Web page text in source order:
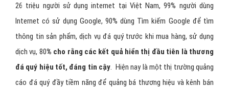
26 triệu người sử dụng internet tại Việt Nam, 99% người dùng
Internet có sử dụng Google, 90% dùng Tìm kiếm Google để tìm
thông tin sản phẩm, dịch vụ đá quý trước khi mua hàng, sử dụng
dịch vụ, 80% cho rằng các kết quả hiển thị đầu tiên là thương
đá quý hiệu tốt, đáng tin cậy. Hiện nay là một thị trường quảng
cáo đá quý đầy tiềm năng để quảng bá thương hiệu và kênh bán